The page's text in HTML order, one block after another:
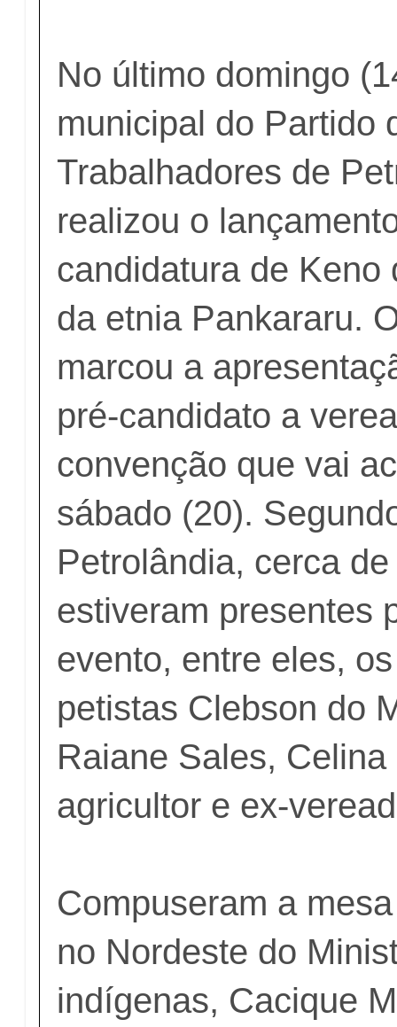
No último domingo
municipal do Partido
Trabalhadores de
realizou o
candidatura de Keno
da etnia Pankararu.
marcou a
pré-candidato a
convenção que vai
sábado (20).
Petrolândia, cerca
estiveram presentes
evento, entre eles,
petistas Clebson do
Raiane Sales,
agricultor e ex-
Compuseram a
no Nordeste do
indígenas, Cacique